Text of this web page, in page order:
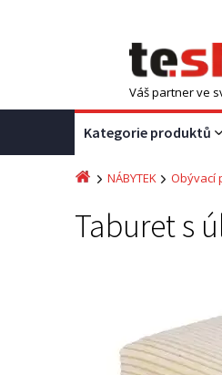
Váš partner ve
Kategorie produktů
NÁBYTEK Obývací
Taburet s